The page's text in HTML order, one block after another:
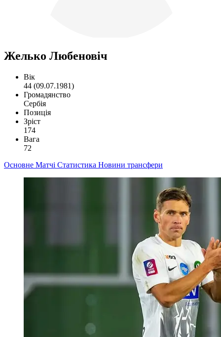
Желько Любеновіч
Вік
44 (09.07.1981)
Громадянство
Сербія
Позиція
Зріст
174
Вага
72
Основне Матчі Статистика Новини трансфери